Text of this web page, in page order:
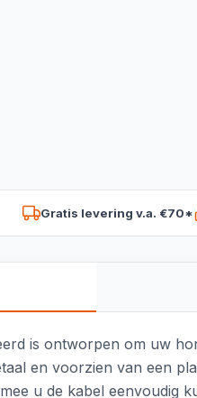
Gratis levering v.a. €70*
is ontworpen om uw
en voorzien van een
u de kabel eenvoudig